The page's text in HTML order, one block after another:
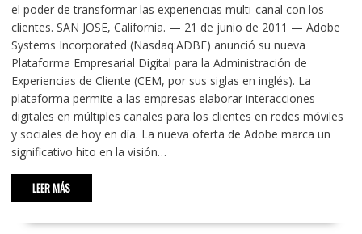
el poder de transformar las experiencias multi-canal con los
clientes. SAN JOSE, California. — 21 de junio de 2011 — Adobe
Systems Incorporated (Nasdaq:ADBE) anunció su nueva
Plataforma Empresarial Digital para la Administración de
Experiencias de Cliente (CEM, por sus siglas en inglés). La
plataforma permite a las empresas elaborar interacciones
digitales en múltiples canales para los clientes en redes móviles
y sociales de hoy en día. La nueva oferta de Adobe marca un
significativo hito en la visión…
LEER MÁS